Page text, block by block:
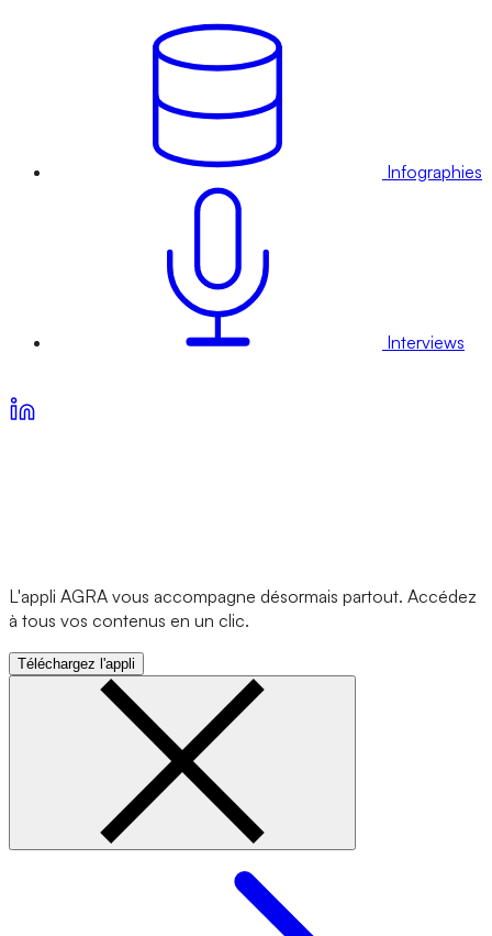
Infographies
Interviews
L'appli AGRA vous accompagne désormais partout. Accédez
à tous vos contenus en un clic.
Téléchargez l'appli